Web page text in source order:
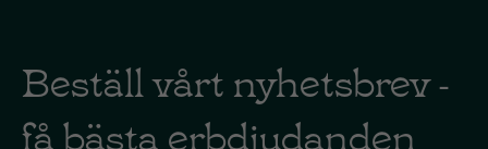
Beställ vårt nyhetsbrev -
få bästa erbdjudanden